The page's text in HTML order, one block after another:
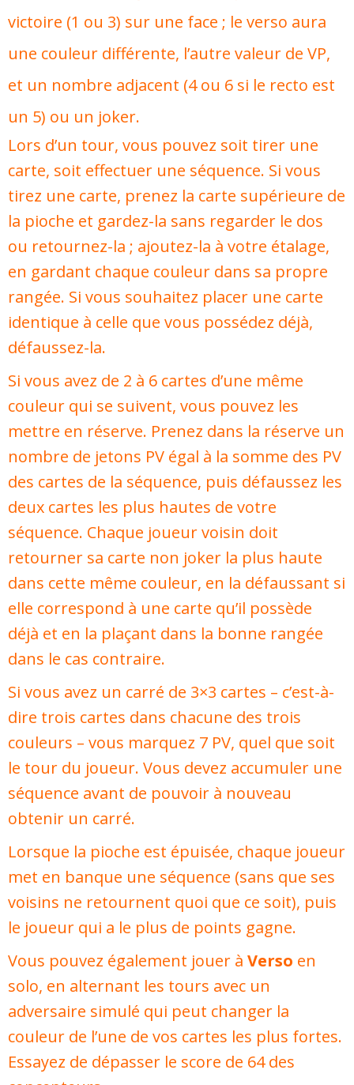
victoire (1 ou 3) sur une face ; le verso aura
une couleur différente, l’autre valeur de VP,
et un nombre adjacent (4 ou 6 si le recto est
un 5) ou un joker.
Lors d’un tour, vous pouvez soit tirer une
carte, soit effectuer une séquence. Si vous
tirez une carte, prenez la carte supérieure de
la pioche et gardez-la sans regarder le dos
ou retournez-la ; ajoutez-la à votre étalage,
en gardant chaque couleur dans sa propre
rangée. Si vous souhaitez placer une carte
identique à celle que vous possédez déjà,
défaussez-la.
Si vous avez de 2 à 6 cartes d’une même
couleur qui se suivent, vous pouvez les
mettre en réserve. Prenez dans la réserve un
nombre de jetons PV égal à la somme des PV
des cartes de la séquence, puis défaussez les
deux cartes les plus hautes de votre
séquence. Chaque joueur voisin doit
retourner sa carte non joker la plus haute
dans cette même couleur, en la défaussant si
elle correspond à une carte qu’il possède
déjà et en la plaçant dans la bonne rangée
dans le cas contraire.
Si vous avez un carré de 3×3 cartes – c’est-à-
dire trois cartes dans chacune des trois
couleurs – vous marquez 7 PV, quel que soit
le tour du joueur. Vous devez accumuler une
séquence avant de pouvoir à nouveau
obtenir un carré.
Lorsque la pioche est épuisée, chaque joueur
met en banque une séquence (sans que ses
voisins ne retournent quoi que ce soit), puis
le joueur qui a le plus de points gagne.
Vous pouvez également jouer à Verso en
solo, en alternant les tours avec un
adversaire simulé qui peut changer la
couleur de l’une de vos cartes les plus fortes.
Essayez de dépasser le score de 64 des